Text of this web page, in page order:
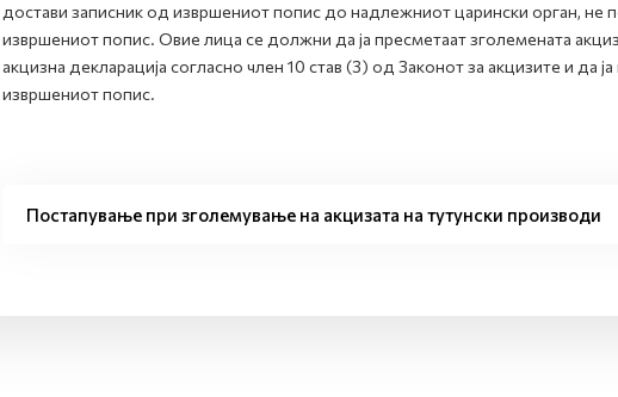
достави записник од извршениот попис до надлежниот царински орган,
извршениот попис. Овие лица се должни да ја пресметаат зголемената
акцизна декларација согласно член 10 став (3) од Законот за акцизите и да
извршениот попис.
Постапување при зголемување на акцизата на тутунски производи